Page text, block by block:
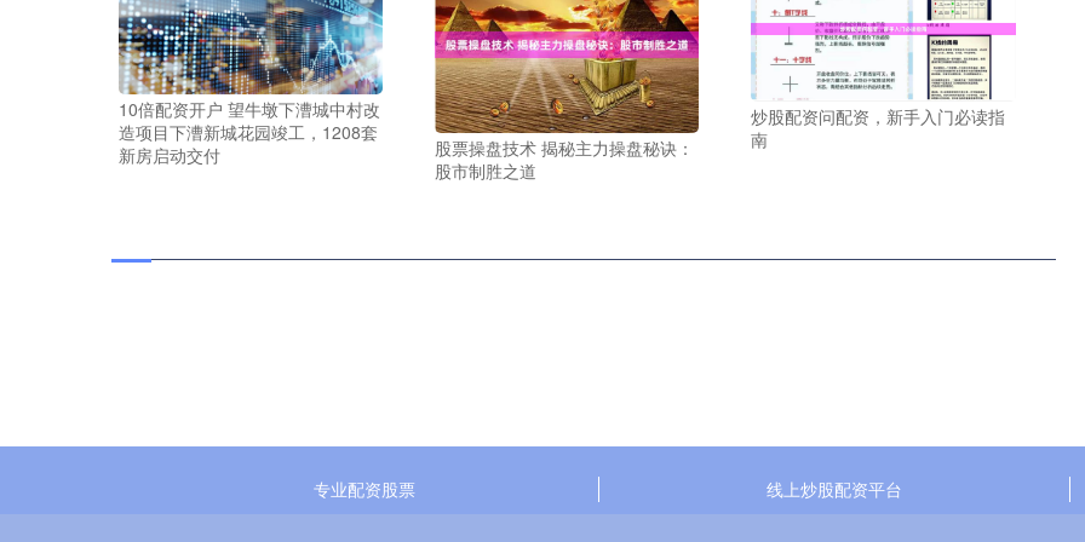
10倍配资开户 望牛墩下漕城中村改
造项目下漕新城花园竣工，1208套
新房启动交付
股票操盘技术 揭秘主力操盘秘诀：
股市制胜之道
炒股配资问配资，新手入门必读指
南
专业配资股票 线上炒股配资平台